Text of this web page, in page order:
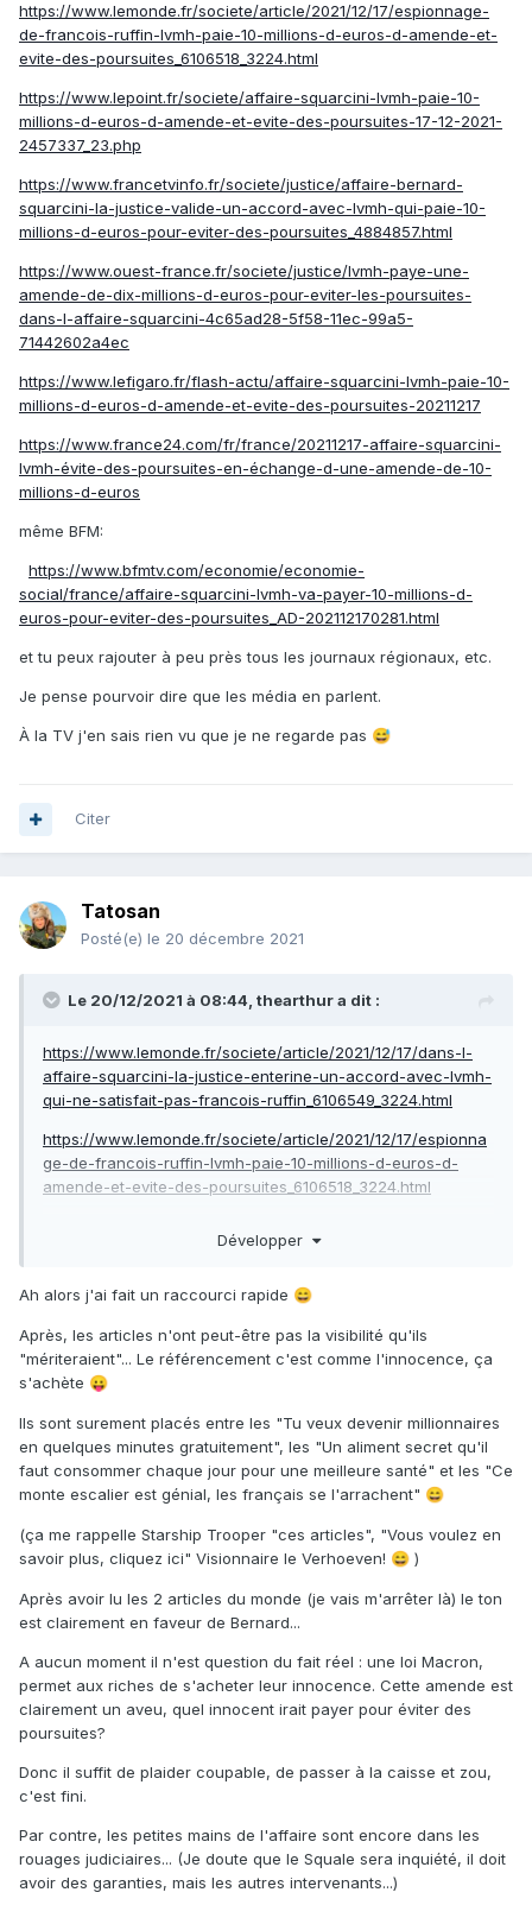
https://www.lemonde.fr/societe/article/2021/12/17/espionnage-
de-francois-ruffin-lvmh-paie-10-millions-d-euros-d-amende-et-
evite-des-poursuites_6106518_3224.html
https://www.lepoint.fr/societe/affaire-squarcini-lvmh-paie-10-
millions-d-euros-d-amende-et-evite-des-poursuites-17-12-2021-
2457337_23.php
https://www.francetvinfo.fr/societe/justice/affaire-bernard-
squarcini-la-justice-valide-un-accord-avec-lvmh-qui-paie-10-
millions-d-euros-pour-eviter-des-poursuites_4884857.html
https://www.ouest-france.fr/societe/justice/lvmh-paye-une-
amende-de-dix-millions-d-euros-pour-eviter-les-poursuites-
dans-l-affaire-squarcini-4c65ad28-5f58-11ec-99a5-
71442602a4ec
https://www.lefigaro.fr/flash-actu/affaire-squarcini-lvmh-paie-10-
millions-d-euros-d-amende-et-evite-des-poursuites-20211217
https://www.france24.com/fr/france/20211217-affaire-squarcini-
lvmh-évite-des-poursuites-en-échange-d-une-amende-de-10-
millions-d-euros
même BFM:
https://www.bfmtv.com/economie/economie-
social/france/affaire-squarcini-lvmh-va-payer-10-millions-d-
euros-pour-eviter-des-poursuites_AD-202112170281.html
et tu peux rajouter à peu près tous les journaux régionaux, etc.
Je pense pourvoir dire que les média en parlent.
À la TV j'en sais rien vu que je ne regarde pas 😅
Citer
Tatosan
Posté(e) le 20 décembre 2021
Le 20/12/2021 à 08:44, thearthura dit :
https://www.lemonde.fr/societe/article/2021/12/17/dans-l-
affaire-squarcini-la-justice-enterine-un-accord-avec-lvmh-
qui-ne-satisfait-pas-francois-ruffin_6106549_3224.html
https://www.lemonde.fr/societe/article/2021/12/17/espionna
ge-de-francois-ruffin-lvmh-paie-10-millions-d-euros-d-
amende-et-evite-des-poursuites_6106518_3224.html
10-millions-d-euros-d-amende-et-evite-des-poursuites-17-
squarcini-la-justice-valide-un-accord-avec-lvmh-qui-paie-
10-millions-d-euros-pour-eviter-des-
poursuites_4884857.html
https://www.ouest-france.fr/societe/justice/lvmh-paye-une-
amende-de-dix-millions-d-euros-pour-eviter-les-
poursuites-dans-l-affaire-squarcini-4c65ad28-5f58-11ec-
99a5-71442602a4ec
https://www.lefigaro.fr/flash-actu/affaire-squarcini-lvmh-
paie-10-millions-d-euros-d-amende-et-evite-des-
https://www.france24.com/fr/france/20211217-affaire-
amende-de-10-millions-d-euros
même BFM:
social/france/affaire-squarcini-lvmh-va-payer-10-millions-
d-euros-pour-eviter-des-poursuites_AD-202112170281.html
et tu peux rajouter à peu près tous les journaux régionaux,
etc.
Je pense pourvoir dire que les média en parlent.
Développer
Ah alors j'ai fait un raccourci rapide 😄
Après, les articles n'ont peut-être pas la visibilité qu'ils
"mériteraient"... Le référencement c'est comme l'innocence, ça
s'achète 😛
Ils sont surement placés entre les "Tu veux devenir millionnaires
en quelques minutes gratuitement", les "Un aliment secret qu'il
faut consommer chaque jour pour une meilleure santé" et les "Ce
monte escalier est génial, les français se l'arrachent" 😄
(ça me rappelle Starship Trooper "ces articles", "Vous voulez en
savoir plus, cliquez ici" Visionnaire le Verhoeven! 😄 )
Après avoir lu les 2 articles du monde (je vais m'arrêter là) le ton
est clairement en faveur de Bernard...
A aucun moment il n'est question du fait réel : une loi Macron,
permet aux riches de s'acheter leur innocence. Cette amende est
clairement un aveu, quel innocent irait payer pour éviter des
poursuites?
Donc il suffit de plaider coupable, de passer à la caisse et zou,
c'est fini.
Par contre, les petites mains de l'affaire sont encore dans les
rouages judiciaires... (Je doute que le Squale sera inquiété, il doit
avoir des garanties, mais les autres intervenants...)